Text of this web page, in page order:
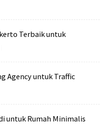
Terbaik untuk
Agency untuk Traffic
untuk Rumah Minimalis